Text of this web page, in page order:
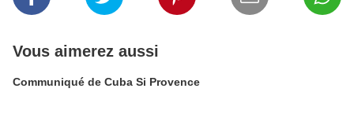
Vous aimerez aussi
Communiqué de Cuba Si Provence